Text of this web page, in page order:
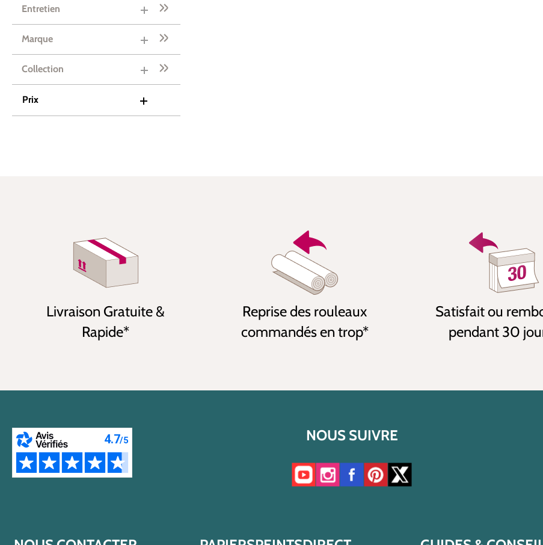
Entretien
Marque
Collection
Prix
Livraison Gratuite &
Rapide*
Reprise des rouleaux
commandés en trop*
Satisfait ou
pendant 30
NOUS SUIVRE
Accéder à notre chaîne YouTube
Accéder à notre compte Instagram
Accéder à notre page Facebook
Accéder à notre compte Pinterest
Accéder à notre compte Twitter/X